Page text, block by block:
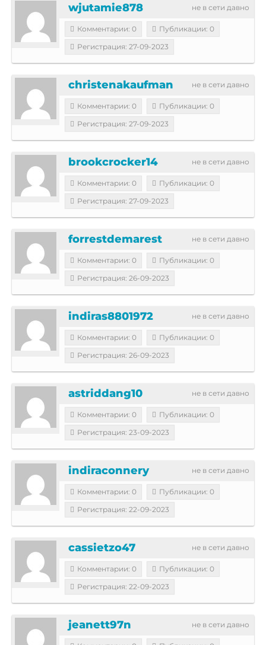
не в сети давно
wjutamie878
Комментарии: 0
Публикации: 0
Регистрация: 27-09-2023
не в сети давно
christenakaufman
Комментарии: 0
Публикации: 0
Регистрация: 27-09-2023
не в сети давно
brookcrocker14
Комментарии: 0
Публикации: 0
Регистрация: 27-09-2023
не в сети давно
forrestdemarest
Комментарии: 0
Публикации: 0
Регистрация: 26-09-2023
не в сети давно
indiras8801972
Комментарии: 0
Публикации: 0
Регистрация: 26-09-2023
не в сети давно
astriddang10
Комментарии: 0
Публикации: 0
Регистрация: 23-09-2023
не в сети давно
indiraconnery
Комментарии: 0
Публикации: 0
Регистрация: 22-09-2023
не в сети давно
cassietzo47
Комментарии: 0
Публикации: 0
Регистрация: 22-09-2023
не в сети давно
jeanett97n